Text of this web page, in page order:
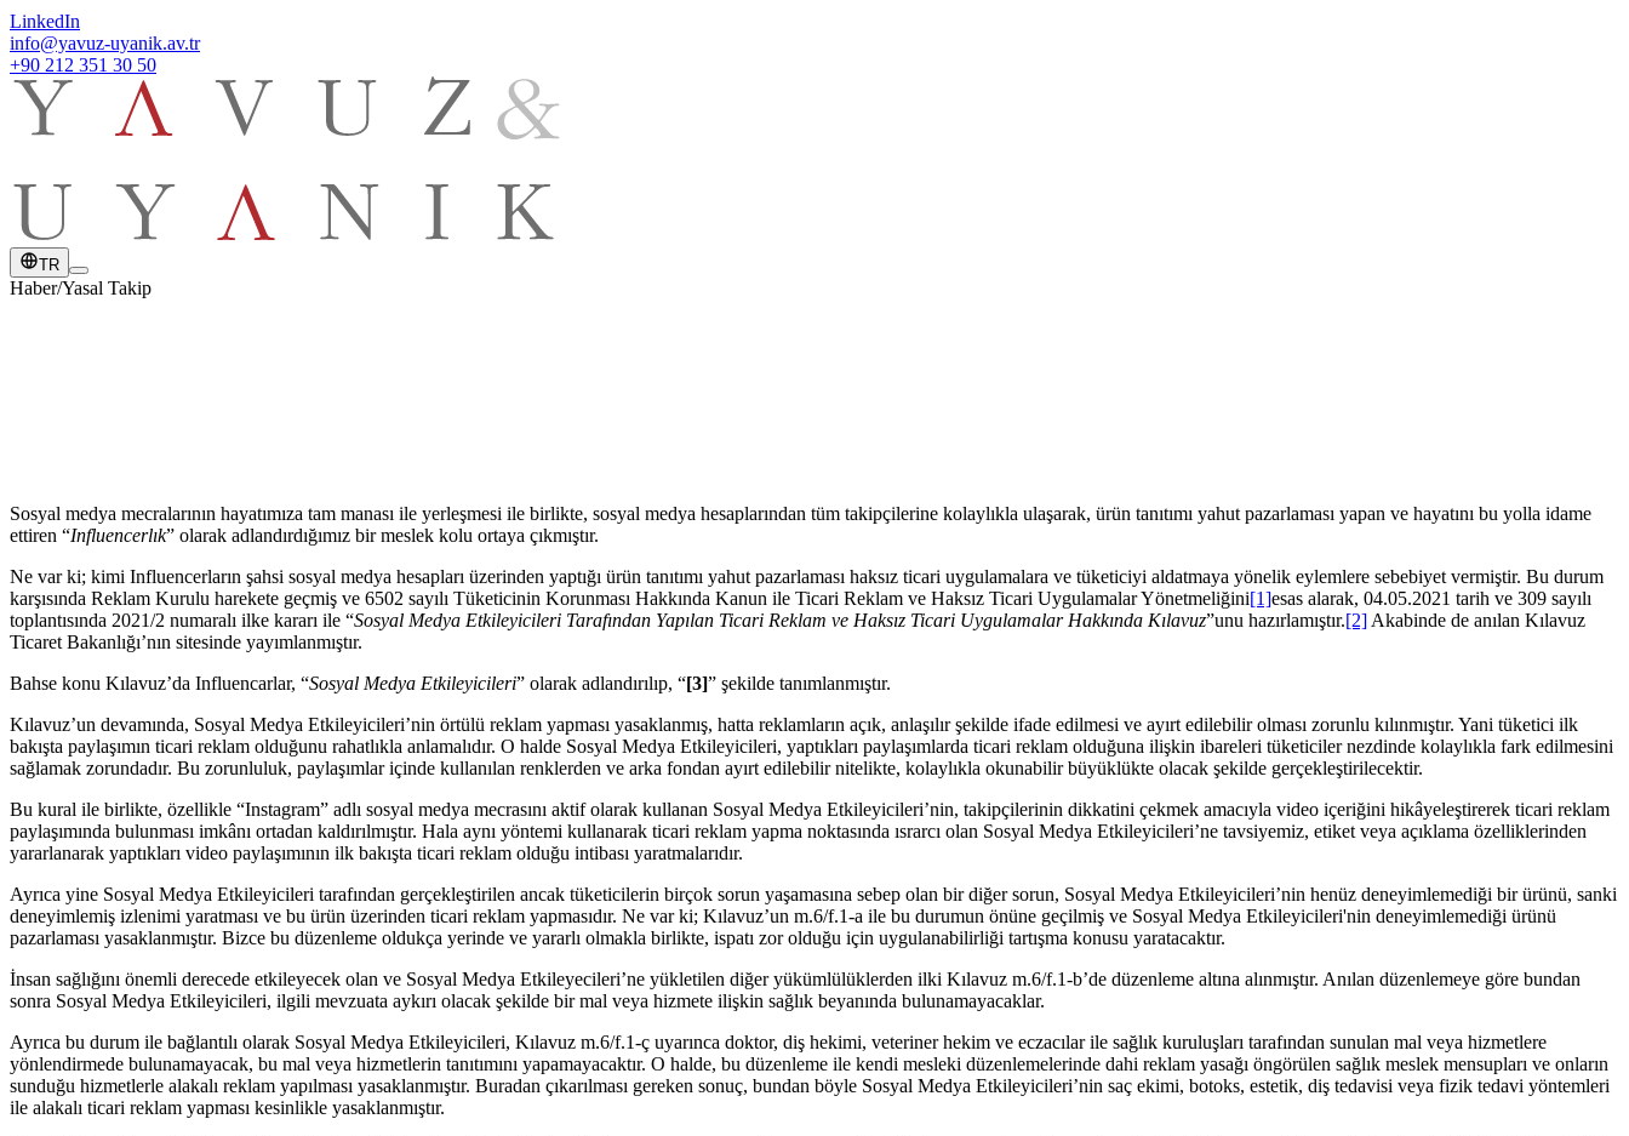
LinkedIn
info@yavuz-uyanik.av.tr
+90 212 351 30 50
TR
Haber/Yasal Takip
Sosyal medya mecralarının hayatımıza tam manası ile yerleşmesi ile birlikte, sosyal medya hesaplarından tüm takipçilerine kolaylıkla ulaşarak, ürün tanıtımı yahut pazarlaması yapan ve hayatını bu yolla idame
ettiren “Influencerlık” olarak adlandırdığımız bir meslek kolu ortaya çıkmıştır.
Ne var ki; kimi Influencerların şahsi sosyal medya hesapları üzerinden yaptığı ürün tanıtımı yahut pazarlaması haksız ticari uygulamalara ve tüketiciyi aldatmaya yönelik eylemlere sebebiyet vermiştir. Bu durum
karşısında Reklam Kurulu harekete geçmiş ve 6502 sayılı Tüketicinin Korunması Hakkında Kanun ile Ticari Reklam ve Haksız Ticari Uygulamalar Yönetmeliğini[1]esas alarak, 04.05.2021 tarih ve 309 sayılı
toplantısında 2021/2 numaralı ilke kararı ile “Sosyal Medya Etkileyicileri Tarafından Yapılan Ticari Reklam ve Haksız Ticari Uygulamalar Hakkında Kılavuz”unu hazırlamıştır.[2] Akabinde de anılan Kılavuz
Ticaret Bakanlığı’nın sitesinde yayımlanmıştır.
Bahse konu Kılavuz’da Influencarlar, “Sosyal Medya Etkileyicileri” olarak adlandırılıp, “[3]” şekilde tanımlanmıştır.
Kılavuz’un devamında, Sosyal Medya Etkileyicileri’nin örtülü reklam yapması yasaklanmış, hatta reklamların açık, anlaşılır şekilde ifade edilmesi ve ayırt edilebilir olması zorunlu kılınmıştır. Yani tüketici ilk
bakışta paylaşımın ticari reklam olduğunu rahatlıkla anlamalıdır. O halde Sosyal Medya Etkileyicileri, yaptıkları paylaşımlarda ticari reklam olduğuna ilişkin ibareleri tüketiciler nezdinde kolaylıkla fark edilmesini
sağlamak zorundadır. Bu zorunluluk, paylaşımlar içinde kullanılan renklerden ve arka fondan ayırt edilebilir nitelikte, kolaylıkla okunabilir büyüklükte olacak şekilde gerçekleştirilecektir.
Bu kural ile birlikte, özellikle “Instagram” adlı sosyal medya mecrasını aktif olarak kullanan Sosyal Medya Etkileyicileri’nin, takipçilerinin dikkatini çekmek amacıyla video içeriğini hikâyeleştirerek ticari reklam
paylaşımında bulunması imkânı ortadan kaldırılmıştır. Hala aynı yöntemi kullanarak ticari reklam yapma noktasında ısrarcı olan Sosyal Medya Etkileyicileri’ne tavsiyemiz, etiket veya açıklama özelliklerinden
yararlanarak yaptıkları video paylaşımının ilk bakışta ticari reklam olduğu intibası yaratmalarıdır.
Ayrıca yine Sosyal Medya Etkileyicileri tarafından gerçekleştirilen ancak tüketicilerin birçok sorun yaşamasına sebep olan bir diğer sorun, Sosyal Medya Etkileyicileri’nin henüz deneyimlemediği bir ürünü, sanki
deneyimlemiş izlenimi yaratması ve bu ürün üzerinden ticari reklam yapmasıdır. Ne var ki; Kılavuz’un m.6/f.1-a ile bu durumun önüne geçilmiş ve Sosyal Medya Etkileyicileri'nin deneyimlemediği ürünü
pazarlaması yasaklanmıştır. Bizce bu düzenleme oldukça yerinde ve yararlı olmakla birlikte, ispatı zor olduğu için uygulanabilirliği tartışma konusu yaratacaktır.
İnsan sağlığını önemli derecede etkileyecek olan ve Sosyal Medya Etkileyecileri’ne yükletilen diğer yükümlülüklerden ilki Kılavuz m.6/f.1-b’de düzenleme altına alınmıştır. Anılan düzenlemeye göre bundan
sonra Sosyal Medya Etkileyicileri, ilgili mevzuata aykırı olacak şekilde bir mal veya hizmete ilişkin sağlık beyanında bulunamayacaklar.
Ayrıca bu durum ile bağlantılı olarak Sosyal Medya Etkileyicileri, Kılavuz m.6/f.1-ç uyarınca doktor, diş hekimi, veteriner hekim ve eczacılar ile sağlık kuruluşları tarafından sunulan mal veya hizmetlere
yönlendirmede bulunamayacak, bu mal veya hizmetlerin tanıtımını yapamayacaktır. O halde, bu düzenleme ile kendi mesleki düzenlemelerinde dahi reklam yasağı öngörülen sağlık meslek mensupları ve onların
sunduğu hizmetlerle alakalı reklam yapılması yasaklanmıştır. Buradan çıkarılması gereken sonuç, bundan böyle Sosyal Medya Etkileyicileri’nin saç ekimi, botoks, estetik, diş tedavisi veya fizik tedavi yöntemleri
ile alakalı ticari reklam yapması kesinlikle yasaklanmıştır.